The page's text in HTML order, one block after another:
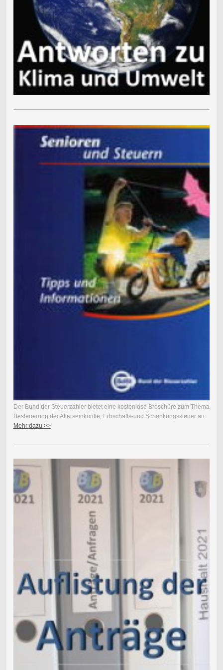
Der Bund der Steuerzahler bietet eine kostenlose Broschüre zum Thema
Besteuerung der Alterseinkünfte, Erbschafts-und Schenkungssteuer an.
Mehr dazu >>